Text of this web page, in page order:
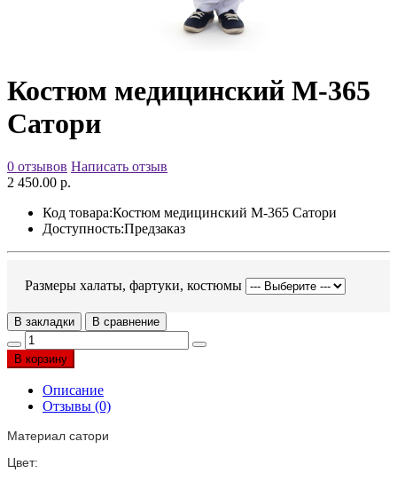
Костюм медицинский М-365
Сатори
0 отзывов Написать отзыв
2 450.00 р.
Код товара:Костюм медицинский М-365 Сатори
Доступность:Предзаказ
Размеры халаты, фартуки, костюмы
В закладки В сравнение
В корзину
Описание
Отзывы (0)
Материал сатори
Цвет: